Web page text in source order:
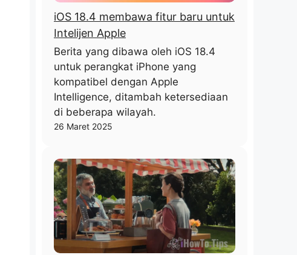
iOS 18.4 membawa fitur baru untuk
Intelijen Apple
Berita yang dibawa oleh iOS 18.4
untuk perangkat iPhone yang
kompatibel dengan Apple
Intelligence, ditambah ketersediaan
di beberapa wilayah.
26 Maret 2025